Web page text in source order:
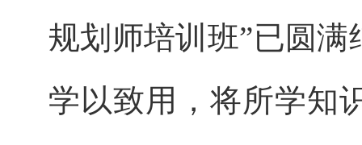
规划师培训班”已圆
学以致用，将所学知